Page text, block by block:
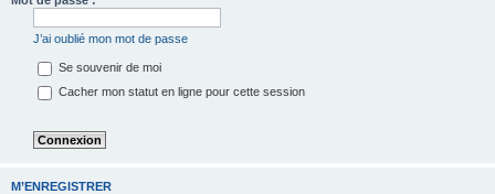
J’ai oublié mon mot de passe
Se souvenir de moi
Cacher mon statut en ligne pour cette session
M’ENREGISTRER